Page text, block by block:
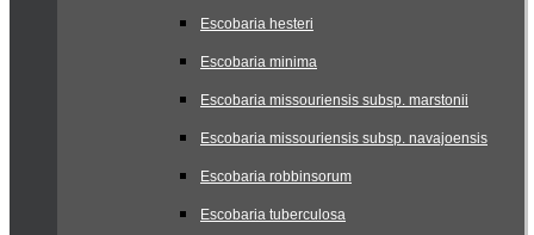
Escobaria hesteri
Escobaria minima
Escobaria missouriensis subsp. marstonii
Escobaria missouriensis subsp. navajoensis
Escobaria robbinsorum
Escobaria tuberculosa